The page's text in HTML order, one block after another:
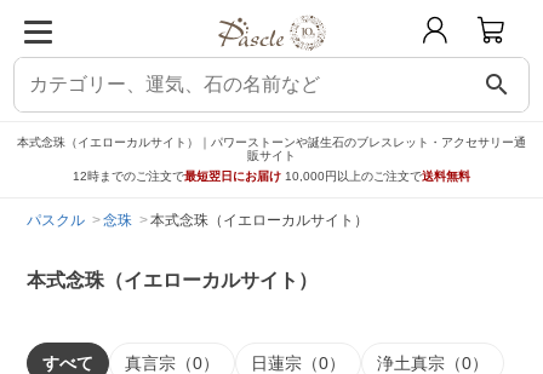
search
本式念珠（イエローカルサイト）｜パワーストーンや誕生石のブレスレット・アクセサリー通
販サイト
12時までのご注文で最短翌日にお届け 10,000円以上のご注文で送料無料
パスクル 念珠 本式念珠（イエローカルサイト）
本式念珠（イエローカルサイト）
すべて 真言宗（0） 日蓮宗（0） 浄土真宗（0）